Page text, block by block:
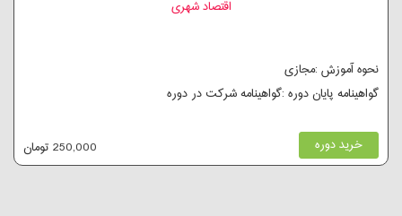
اقتصاد شهری
نحوه آموزش :مجازی
گواهینامه پایان دوره :گواهینامه شرکت در دوره
خرید دوره 250,000 تومان